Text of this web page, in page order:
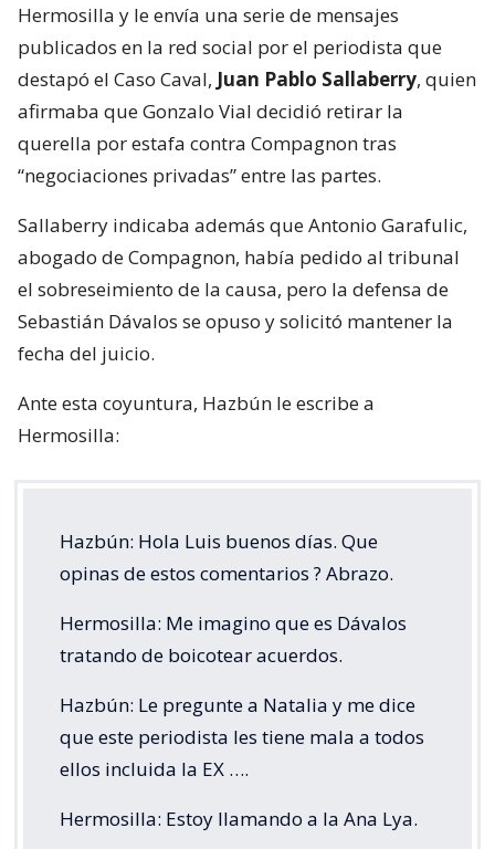
Hermosilla y le envía una serie de mensajes
publicados en la red social por el periodista que
destapó el Caso Caval, Juan Pablo Sallaberry, quien
afirmaba que Gonzalo Vial decidió retirar la
querella por estafa contra Compagnon tras
“negociaciones privadas” entre las partes.
Sallaberry indicaba además que Antonio Garafulic,
abogado de Compagnon, había pedido al tribunal
el sobreseimiento de la causa, pero la defensa de
Sebastián Dávalos se opuso y solicitó mantener la
fecha del juicio.
Ante esta coyuntura, Hazbún le escribe a
Hermosilla:
Hazbún: Hola Luis buenos días. Que
opinas de estos comentarios ? Abrazo.
Hermosilla: Me imagino que es Dávalos
tratando de boicotear acuerdos.
Hazbún: Le pregunte a Natalia y me dice
que este periodista les tiene mala a todos
ellos incluida la EX ….
Hermosilla: Estoy llamando a la Ana Lya.